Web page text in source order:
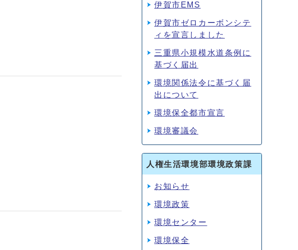
伊賀市EMS
伊賀市ゼロカーボンシテ
ィを宣言しました
三重県小規模水道条例に
基づく届出
環境関係法令に基づく届
出について
環境保全都市宣言
環境審議会
人権生活環境部環境政策課
お知らせ
環境政策
環境センター
環境保全